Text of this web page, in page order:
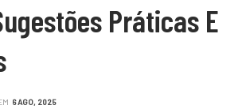
Práticas E
6 AGO, 2025